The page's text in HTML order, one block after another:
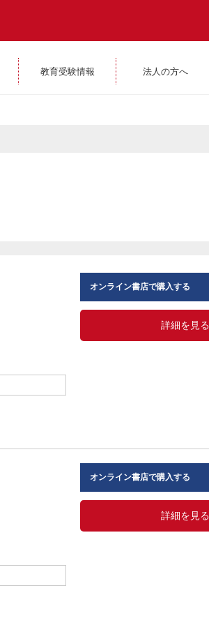
教育受験情報 法人の方へ
オンライン書店で購入する
詳細を見る
オンライン書店で購入する
詳細を見る